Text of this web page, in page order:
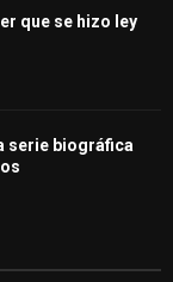
que se hizo ley
serie biográfica